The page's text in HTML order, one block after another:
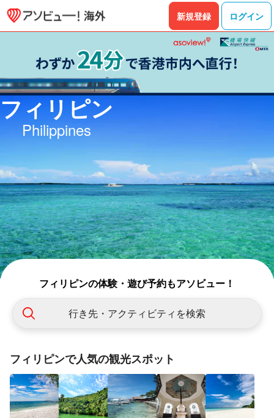
新規登録 ログイン
フィリピン
Philippines
フィリピンの体験・遊び予約もアソビュー！
行き先・アクティビティを検索
フィリピンで人気の観光スポット
フィリピンの観光スポット・現地ツアー・体験予約 - アソビ